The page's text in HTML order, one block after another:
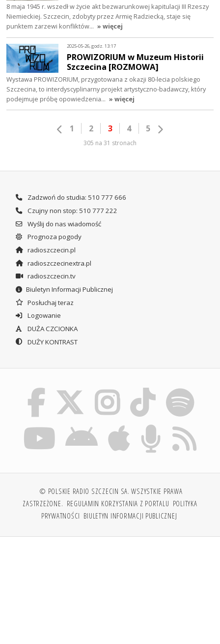
8 maja 1945 r. wszedł w życie akt bezwarunkowej kapitulacji III Rzeszy
Niemieckiej. Szczecin, zdobyty przez Armię Radziecką, staje się
punktem zarzewi konfliktów… » więcej
2025-05-26, godz. 13:17
PROWIZORIUM w Muzeum Historii
Szczecina [ROZMOWA]
Wystawa PROWIZORIUM, przygotowana z okazji 80-lecia polskiego
Szczecina, to interdyscyplinarny projekt artystyczno-badawczy, który
podejmuje próbę opowiedzenia… » więcej
1 2 3 4 5
305 na 31 stronach
Zadzwoń do studia: 510 777 666
Czujny non stop: 510 777 222
Wyślij do nas wiadomość
Prognoza pogody
radioszczecin.pl
radioszczecinextra.pl
radioszczecin.tv
Biuletyn Informacji Publicznej
Posłuchaj teraz
Logowanie
DUŻA CZCIONKA
DUŻY KONTRAST
© POLSKIE RADIO SZCZECIN SA. WSZYSTKIE PRAWA
ZASTRZEŻONE. REGULAMIN KORZYSTANIA Z PORTALU POLITYKA
PRYWATNOŚCI BIULETYN INFORMACJI PUBLICZNEJ